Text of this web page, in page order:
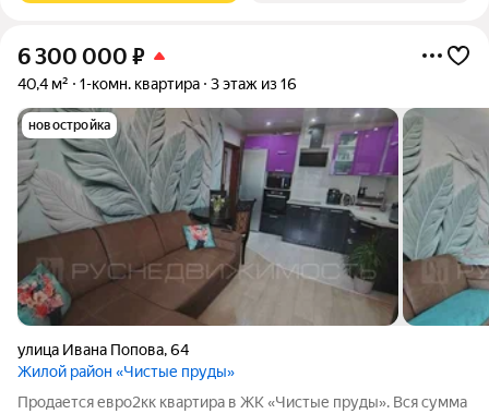
6 300 000 ₽
40,4 м² 1-комн. квартира 3 этаж из 16
новостройка
улица Ивана Попова,64
Жилой район «Чистые пруды»
Продается евро2кк квартира в ЖК «Чистые пруды». Вся сумма